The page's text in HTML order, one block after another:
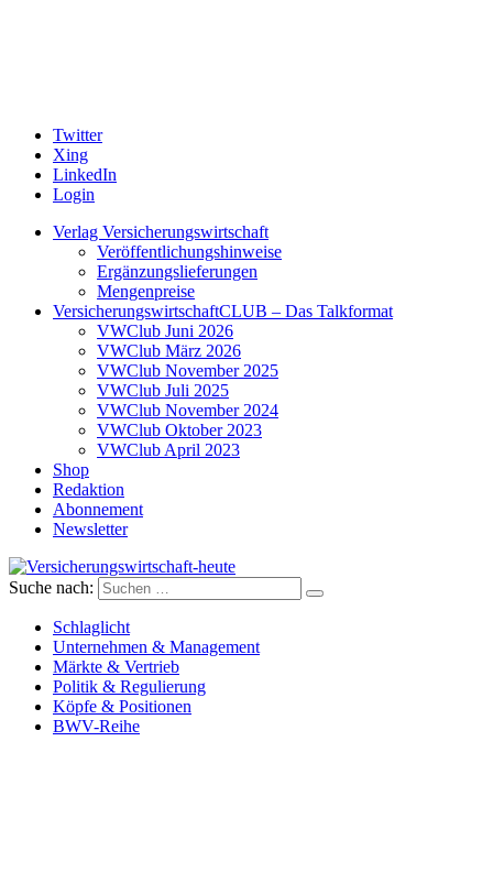
Twitter
Xing
LinkedIn
Login
Verlag Versicherungswirtschaft
Veröffentlichungshinweise
Ergänzungslieferungen
Mengenpreise
VersicherungswirtschaftCLUB – Das Talkformat
VWClub Juni 2026
VWClub März 2026
VWClub November 2025
VWClub Juli 2025
VWClub November 2024
VWClub Oktober 2023
VWClub April 2023
Shop
Redaktion
Abonnement
Newsletter
Versicherungswirtschaft-heute
Suche nach:
Schlaglicht
Unternehmen & Management
Märkte & Vertrieb
Politik & Regulierung
Köpfe & Positionen
BWV-Reihe